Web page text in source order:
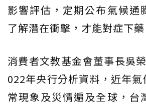
影響評估，定期公布氣候通
了解潛在衝擊，才能對症下藥
消費者文教基金會董事長吳
022年央行分析資料，近年
常現象及災情遍及全球，台